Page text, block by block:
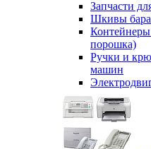
Запчасти
Шкивы
порошка)
Ручки и
машин